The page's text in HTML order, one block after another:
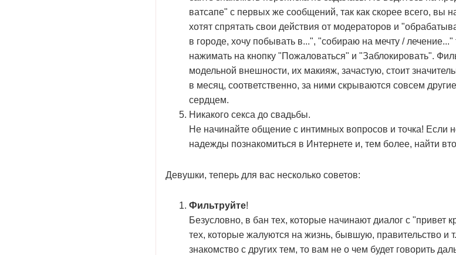
ватсапе" с первых же сообщений, так как скорее всего, вы
хотят спрятать свои действия от модераторов и
в городе, хочу побывать в...", "собираю на мечту /
нажимать на кнопку "Пожаловаться" и "Заблокировать".
модельной внешности, их макияж, зачастую, стоит
в месяц, соответственно, за ними скрываются совсем
сердцем.
Никакого секса до свадьбы.
Не начинайте общение с интимных вопросов и точка! Если
надежды познакомиться в Интернете и, тем более, найти
Девушки, теперь для вас несколько советов:
Фильтруйте!
Безусловно, в бан тех, которые начинают диалог с "привет
тех, которые жалуются на жизнь, бывшую, правительство и
знакомство с других тем, то вам не о чем будет говорить